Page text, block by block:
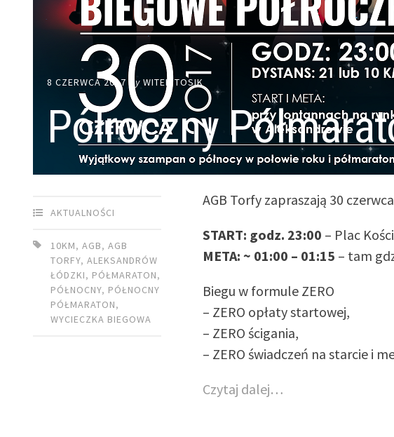
8 CZERWCA 2017 byWITEK TOSIK
Półroczny
AKTUALNOŚCI
10KM,AGB,AGB
TORFY,ALEKSANDRÓW
ŁÓDZKI, PÓŁMARATON,
PÓŁNOCNY, PÓŁNOCNY
PÓŁMARATON,
WYCIECZKA BIEGOWA
AGB Torfy zapraszają 30
START: godz. 23:00 – Plac
META: ~ 01:00 – 01:15 – tam
Biegu w formule ZERO
– ZERO opłaty startowej,
– ZERO ścigania,
– ZERO świadczeń na starcie i
Czytaj dalej…